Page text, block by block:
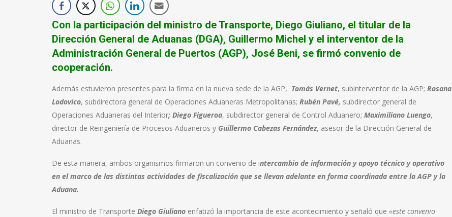
Con la participación del ministro de Transporte, Diego Giuliano, el titular de la
Dirección General de Aduanas (DGA), Guillermo Michel y el interventor de la
Administración General de Puertos (AGP), José Beni, se firmó convenio de
cooperación.
Además estuvieron presentes para la firma en la nueva sede de la AGP, Tomás Vernet, subinterventor de la AGP; Rosana
Lodovico, subdirectora general de Operaciones Aduaneras Metropolitanas; Rubén Pavé, subdirector general de
Operaciones Aduaneras del Interior; Diego Figueroa, subdirector general de Control Aduanero; Maximiliano Luengo,
director de Reingeniería de Procesos Aduaneros y Guillermo Cabezas Fernández, asesor de la Dirección General de
Aduanas.
De esta manera, ambos organismos firmaron un convenio de intercambio de información y apoyo técnico y operativo
en el marco de las distintas actividades de fiscalización que se llevan adelante en forma coordinada entre la AGP y la
Aduana.
El ministro de Transporte Diego Giuliano enfatizó la importancia de este acontecimiento y señaló que «este convenio